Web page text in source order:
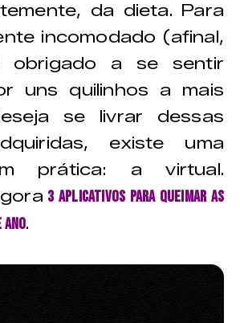
da dieta. Para
incomodado (afinal,
obrigado a se sentir
uns quilinhos a mais
se livrar dessas
existe uma
prática: a virtual.
3 aplicativos para queimar as
.